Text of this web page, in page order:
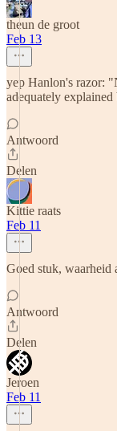
theun de groot
Feb 13
yep Hanlon's razor:
adequately
Antwoord
Delen
Kittie raats
Feb 11
Goed stuk, waarheid
Antwoord
Delen
Jeroen
Feb 11